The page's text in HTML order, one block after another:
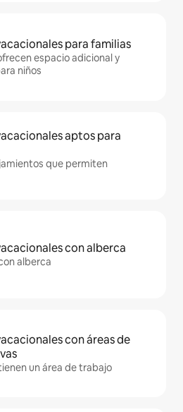
para familias
espacio adicional y
niños
aptos para
que permiten
con alberca
alberca
con áreas de
un área de trabajo